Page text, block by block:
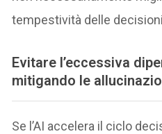
tempestività delle
Evitare l’eccessiva
mitigando le
Se l’AI accelera il ciclo